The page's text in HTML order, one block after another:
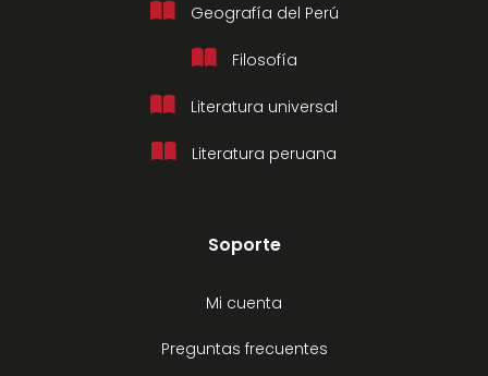
Geografía del Perú
Filosofía
Literatura universal
Literatura peruana
Soporte
Mi cuenta
Preguntas frecuentes